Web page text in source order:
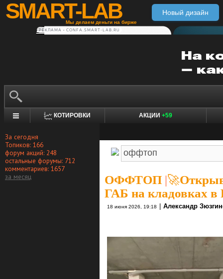
SMART-LAB
Мы делаем деньги на бирже
Новый дизайн
РЕКЛАМА • CONFA.SMART-LAB.RU
КОТИРОВКИ АКЦИИ +59
За сегодня
Топиков: 166
форум акций: 248
остальные форумы: 712
комментариев: 1657
за месяц
ОФФТОП |
ГАБ на кладовках в
18 июня 2026, 19:18 Александр